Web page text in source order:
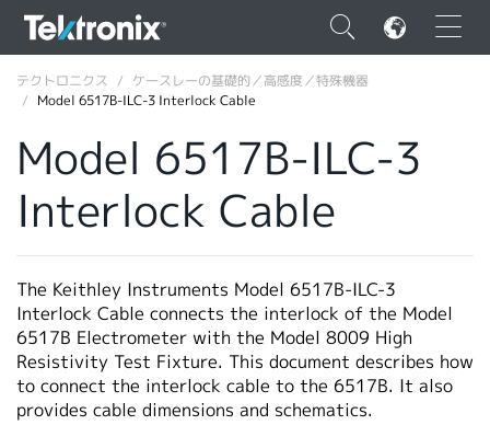
×
ENGLISH
FRANÇAIS
DEUTSCH
VIỆT NAM
简体中文
テクトロニクス
ケースレーの基礎的／高感度／特殊機器
Model 6517B-ILC-3 Interlock Cable
Model 6517B-ILC-3
Interlock Cable
The Keithley Instruments Model 6517B-ILC-3
Interlock Cable connects the interlock of the Model
6517B Electrometer with the Model 8009 High
Resistivity Test Fixture. This document describes how
to connect the interlock cable to the 6517B. It also
provides cable dimensions and schematics.